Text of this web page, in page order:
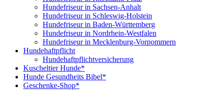
Hundefriseur in Sachsen-Anhalt
Hundefriseur in Schleswig-Holstein
Hundefriseur in Baden-Württemberg
Hundefriseur in Nordrhein-Westfalen
Hundefriseur in Mecklenburg-Vorpommern
Hundehaftpflicht
Hundehaftpflichtversicherung
Kuscheltier Hunde*
Hunde Gesundheits Bibel*
Geschenke-Shop*